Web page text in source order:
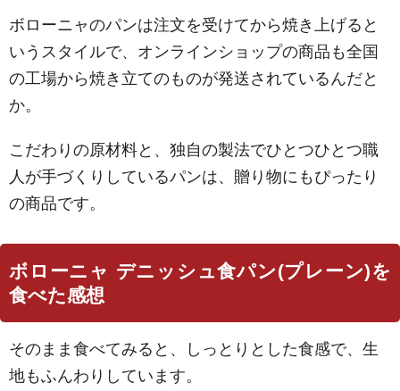
ボローニャのパンは注文を受けてから焼き上げると
いうスタイルで、オンラインショップの商品も全国
の工場から焼き立てのものが発送されているんだと
か。
こだわりの原材料と、独自の製法でひとつひとつ職
人が手づくりしているパンは、贈り物にもぴったり
の商品です。
ボローニャ デニッシュ食パン(プレーン)を
食べた感想
そのまま食べてみると、しっとりとした食感で、生
地もふんわりしています。